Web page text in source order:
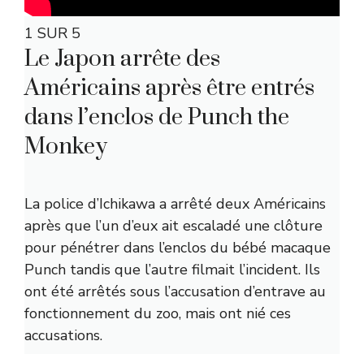
1 SUR 5
Le Japon arrête des
Américains après être entrés
dans l’enclos de Punch the
Monkey
La police d’Ichikawa a arrêté deux Américains
après que l’un d’eux ait escaladé une clôture
pour pénétrer dans l’enclos du bébé macaque
Punch tandis que l’autre filmait l’incident. Ils
ont été arrêtés sous l’accusation d’entrave au
fonctionnement du zoo, mais ont nié ces
accusations.